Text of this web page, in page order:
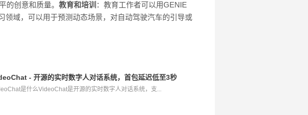
的创意和质量。 教育和培训 ：教育工作者可以用GENIE
领域，可以用于预测动态场景，对自动驾驶汽车的引导或
- 开源的实时数字人对话系统，首包延迟低至3秒
是什么VideoChat是开源的实时数字人对话系统，支...